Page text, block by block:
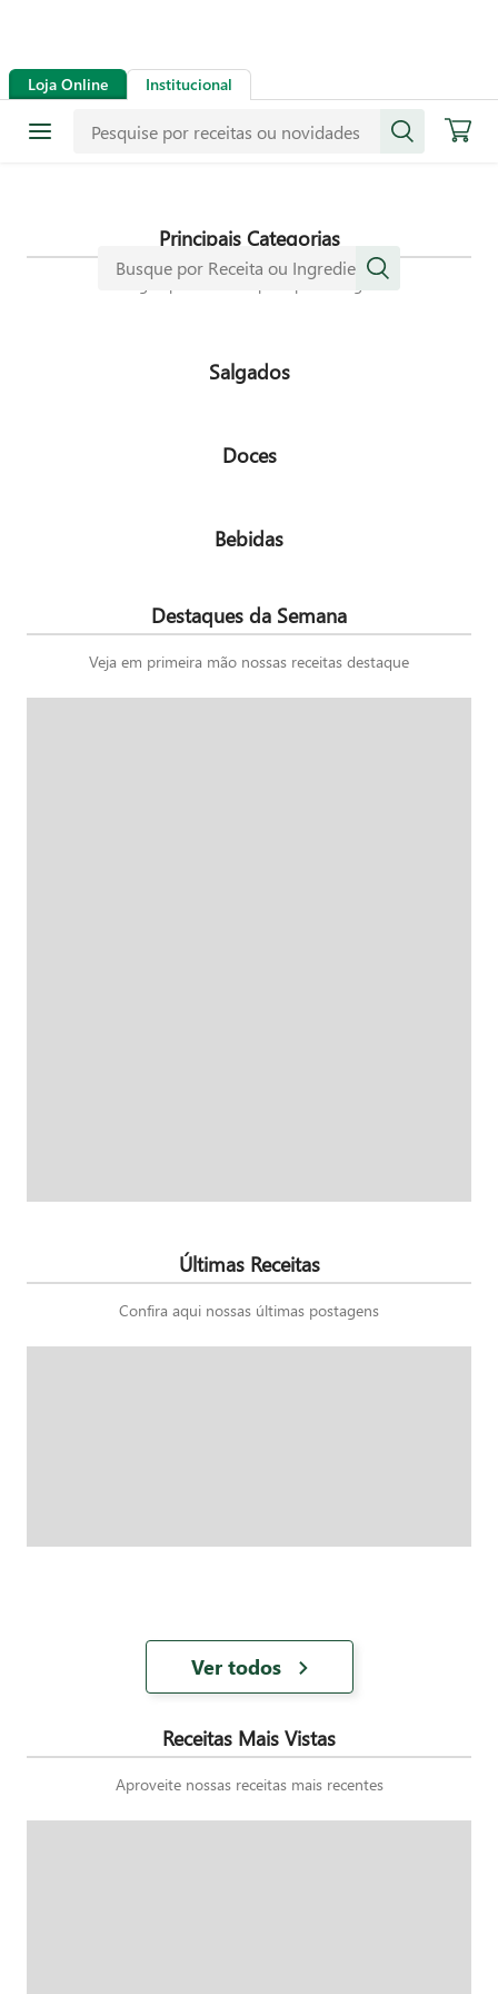
Loja Online Institucional
Receitas
Mais de mil receitas
Principais Categorias
Navegue pelas nossas principais categorias
Salgados
Doces
Bebidas
Destaques da Semana
Veja em primeira mão nossas receitas destaque
Últimas Receitas
Confira aqui nossas últimas postagens
Ver todos
Receitas Mais Vistas
Aproveite nossas receitas mais recentes